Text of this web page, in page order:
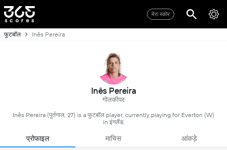
मेरा स्कोर
फुटबॉल Inês Pereira
Inês Pereira
गोलकीपर
Inês Pereira (पुर्तगाल, 27) is a फुटबॉल player, currently playing for Everton (W)
in इंगलैंड.
प्रोफाइल माचिस आंकड़े